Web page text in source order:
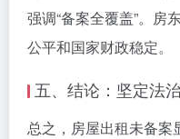
强调“备案全覆盖”。房
公平和国家财政稳定。
五、结论：坚定法
总之，房屋出租未备案